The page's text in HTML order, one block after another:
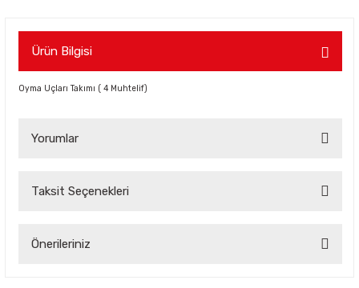
Ürün Bilgisi
Oyma Uçları Takımı ( 4 Muhtelif)
Yorumlar
Taksit Seçenekleri
Önerileriniz